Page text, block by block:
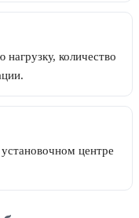
количество
центре